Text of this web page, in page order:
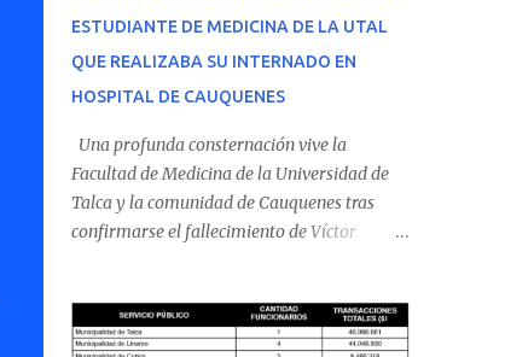
ESTUDIANTE DE MEDICINA DE LA UTAL
QUE REALIZABA SU INTERNADO EN
HOSPITAL DE CAUQUENES
Una profunda consternación vive la
Facultad de Medicina de la Universidad de
Talca y la comunidad de Cauquenes tras
confirmarse el fallecimiento de Víctor
Cauquenes. De acuerdo con los antecedentes
conocidos, el joven se presentó a cumplir su